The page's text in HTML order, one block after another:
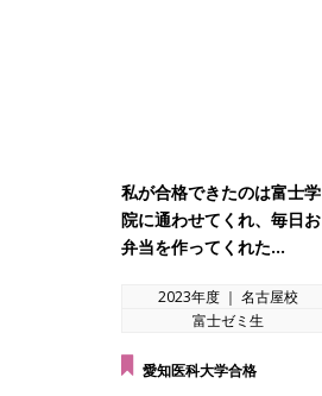
私が合格できたのは富士学
院に通わせてくれ、毎日お
弁当を作ってくれた…
2023年度 ｜ 名古屋校
富士ゼミ生
愛知医科大学合格